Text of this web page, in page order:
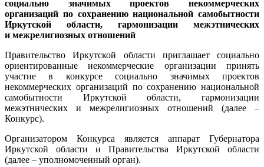
социально значимых проектов некоммерческих
организаций по сохранению национальной самобытности
Иркутской области, гармонизации межэтнических
и межрелигиозных отношений
Правительство Иркутской области приглашает социально
ориентированные некоммерческие организации принять
участие в конкурсе социально значимых проектов
некоммерческих организаций по сохранению национальной
самобытности Иркутской области, гармонизации
межэтнических и межрелигиозных отношений (далее –
Конкурс).
Организатором Конкурса является аппарат Губернатора
Иркутской области и Правительства Иркутской области
(далее – уполномоченный орган).